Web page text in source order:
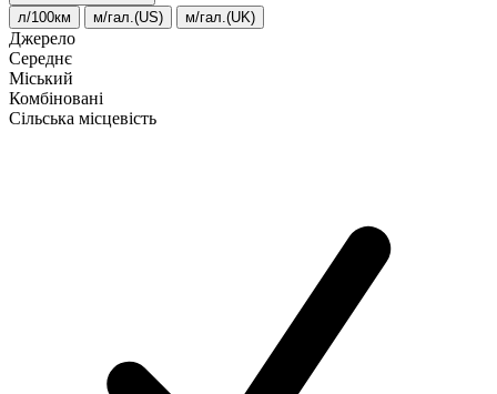
л/100км м/гал.(US) м/гал.(UK)
Джерело
Середнє
Міський
Комбіновані
Сільська місцевість